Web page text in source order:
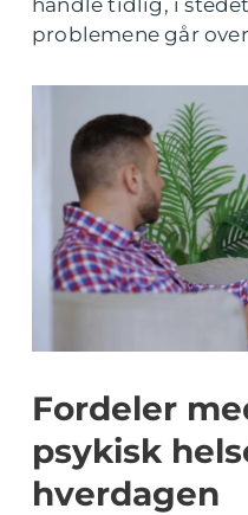
handle tidlig, i
problemene går over
Fordeler
psykisk
hverdagen